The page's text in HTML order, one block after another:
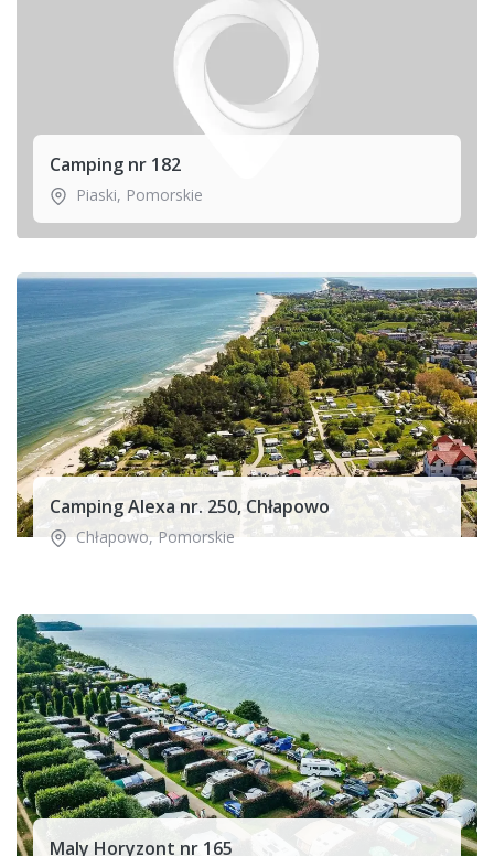
Camping nr 182
Piaski, Pomorskie
Camping Alexa nr. 250, Chłapowo
Chłapowo,Pomorskie
Maly Horyzont nr 165